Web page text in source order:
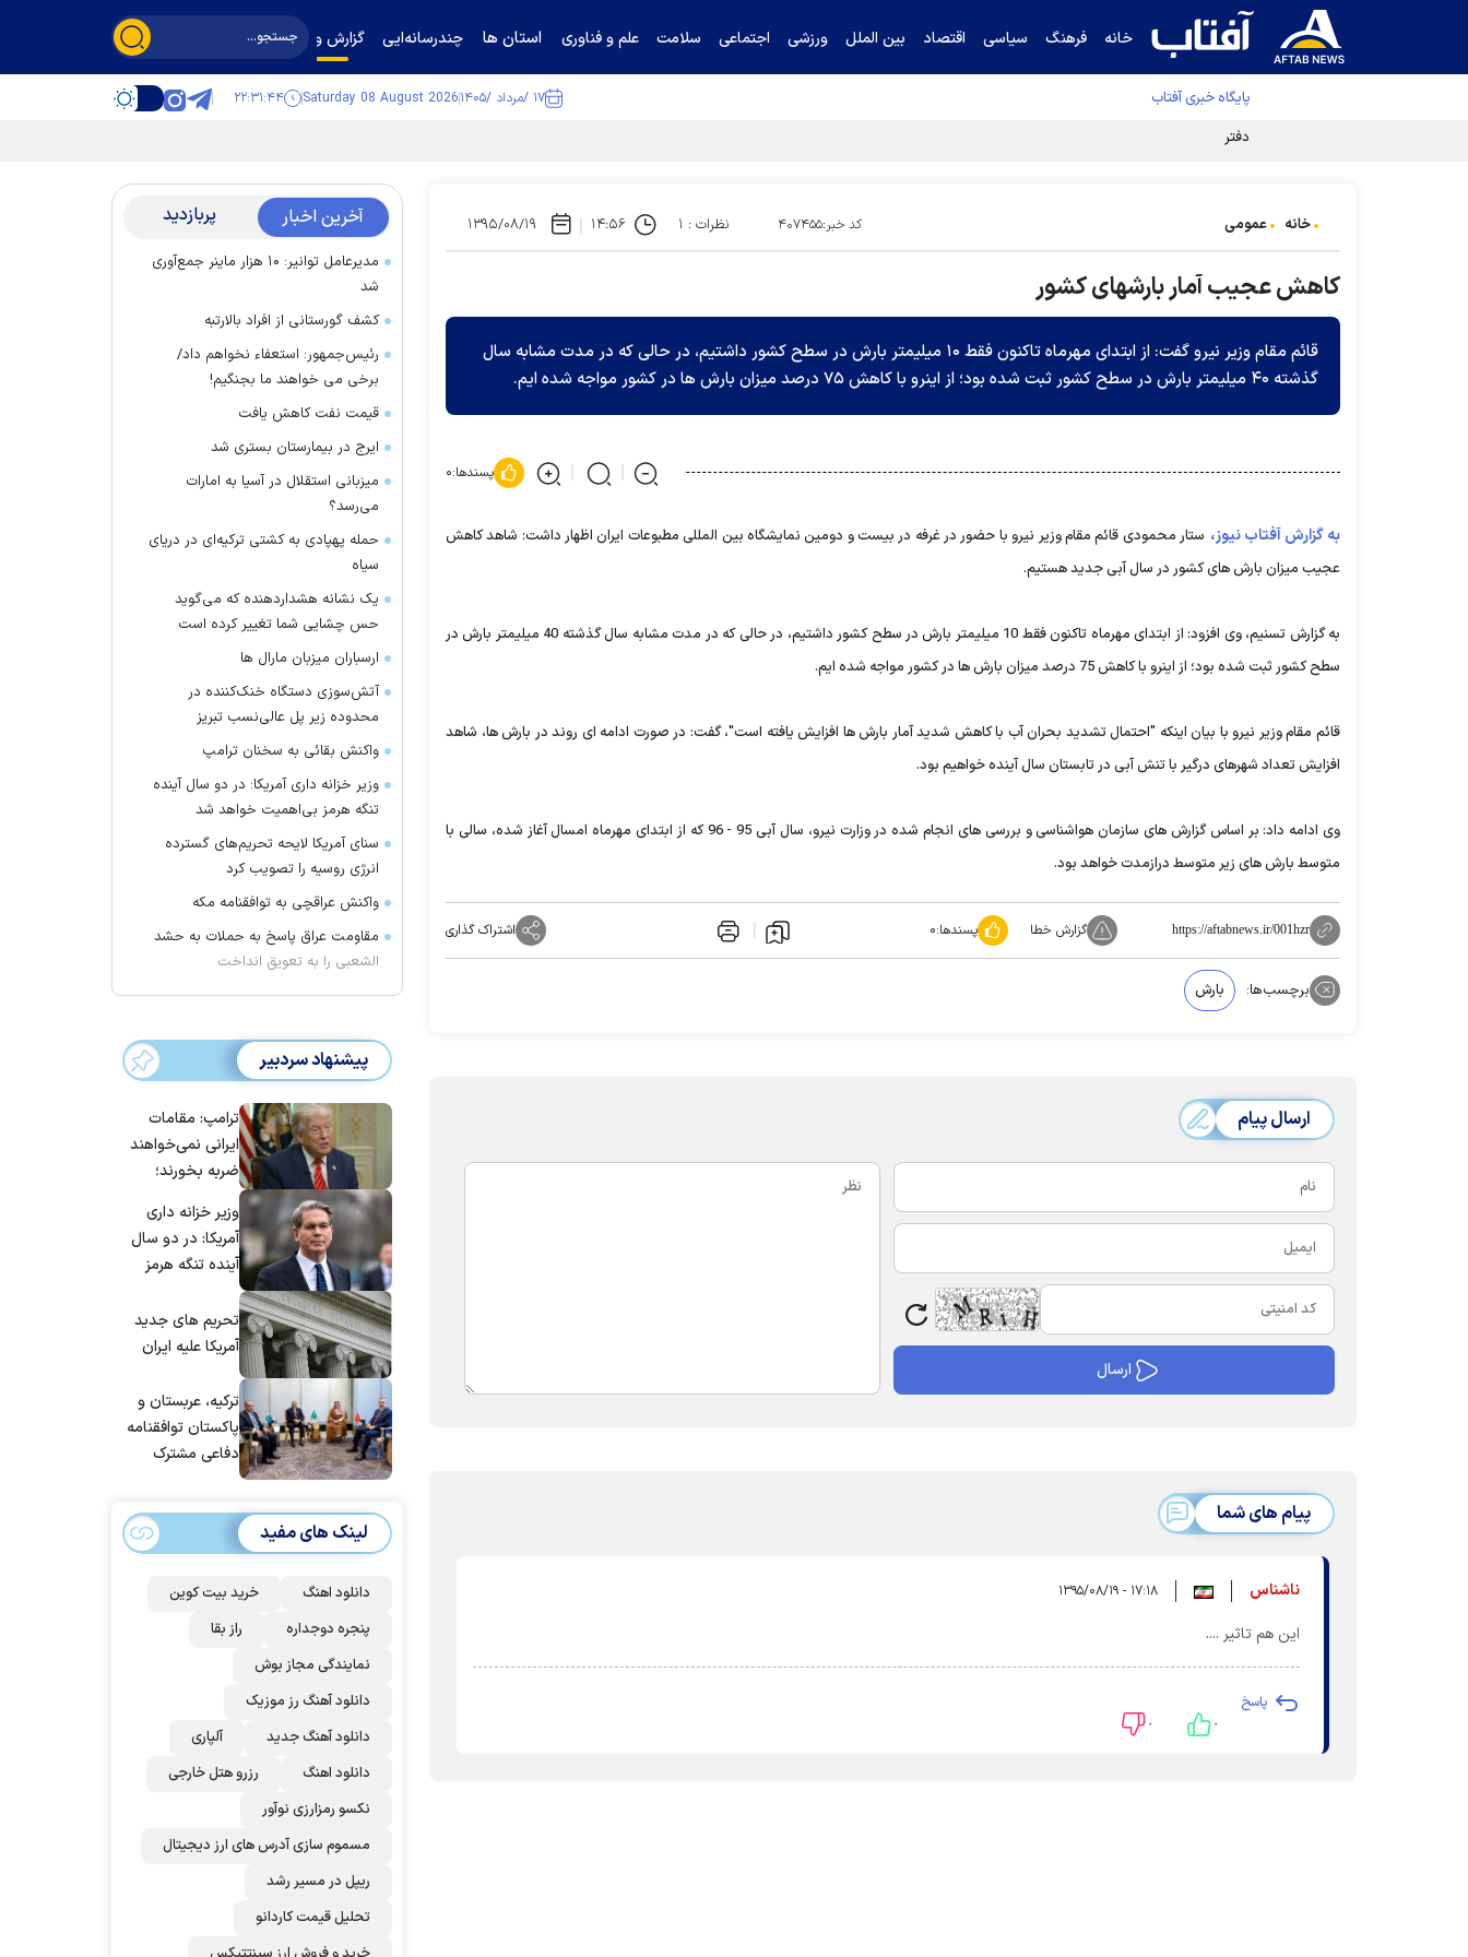
خانه فرهنگ سیاسی اقتصاد بین الملل ورزشی اجتماعی سلامت علم و فناوری استان ها چندرسانه‌ایی گزارش و گفت‌وگو
پایگاه خبری آفتاب ۱۷ /مرداد /۱۴۰۵ Saturday 08 August 2026 ۲۲:۳۱:۴۴
دفتر رهبر انقلاب ادعای خرازی درباره پزشکیان را تکذیب کرد
خانه عمومی کد خبر:۴۰۷۴۵۵ نظرات : ۱ ۱۴:۵۶ ۱۳۹۵/۰۸/۱۹
کاهش عجیب آمار بارشهای کشور
قائم مقام وزیر نیرو گفت: از ابتدای مهرماه تاکنون فقط ۱۰ میلیمتر بارش در سطح کشور داشتیم، در حالی که در مدت مشابه سال
گذشته ۴۰ میلیمتر بارش در سطح کشور ثبت شده بود؛ از اینرو با کاهش ۷۵ درصد میزان بارش ها در کشور مواجه شده ایم.
پسندها:۰
به گزارش آفتاب نیوز، ستار محمودی قائم مقام وزیر نیرو با حضور در غرفه در بیست و دومین نمایشگاه بین المللی مطبوعات ایران اظهار داشت: شاهد کاهش
عجیب میزان بارش های کشور در سال آبی جدید هستیم.
به گزارش تسنیم، وی افزود: از ابتدای مهرماه تاکنون فقط 10 میلیمتر بارش در سطح کشور داشتیم، در حالی که در مدت مشابه سال گذشته 40 میلیمتر بارش در
سطح کشور ثبت شده بود؛ از اینرو با کاهش 75 درصد میزان بارش ها در کشور مواجه شده ایم.
قائم مقام وزیر نیرو با بیان اینکه "احتمال تشدید بحران آب با کاهش شدید آمار بارش ها افزایش یافته است"، گفت: در صورت ادامه ای روند در بارش ها، شاهد
افزایش تعداد شهرهای درگیر با تنش آبی در تابستان سال آینده خواهیم بود.
وی ادامه داد: بر اساس گزارش های سازمان هواشناسی و بررسی های انجام شده در وزارت نیرو، سال آبی 95 - 96 که از ابتدای مهرماه امسال آغاز شده، سالی با
متوسط بارش های زیر متوسط درازمدت خواهد بود.
https://aftabnews.ir/001hzr گزارش خطا پسندها:۰ اشتراک گذاری
برچسب‌ها: بارش
ارسال پیام
پیام های شما
ناشناس ۱۷:۱۸ - ۱۳۹۵/۰۸/۱۹
این هم تاثیر ....
پاسخ
۰ ۰
آخرین اخبار پربازدید
مدیرعامل توانیر: ۱۰ هزار ماینر جمع‌آوری
شد
کشف گورستانی از افراد بالارتبه
رئیس‌جمهور: استعفاء نخواهم داد/
برخی می خواهند ما بجنگیم!
قیمت نفت کاهش یافت
ایرج در بیمارستان بستری شد
میزبانی استقلال در آسیا به امارات
می‌رسد؟
حمله پهپادی به کشتی ترکیه‌ای در دریای
سیاه
یک نشانه هشداردهنده که می‌گوید
حس چشایی شما تغییر کرده است
ارسباران میزبان مارال ها
آتش‌سوزی دستگاه خنک‌کننده در
محدوده زیر پل عالی‌نسب تبریز
واکنش بقائی به سخنان ترامپ
وزیر خزانه داری آمریکا: در دو سال آینده
تنگه هرمز بی‌اهمیت خواهد شد
سنای آمریکا لایحه تحریم‌های گسترده
انرژی روسیه را تصویب کرد
واکنش عراقچی به توافقنامه مکه
مقاومت عراق پاسخ به حملات به حشد
الشعبی را به تعویق انداخت
پیشنهاد سردبیر
ترامپ: مقامات
ایرانی نمی‌خواهند
ضربه بخورند؛
توافق برسند
وزیر خزانه داری
آمریکا: در دو سال
آینده تنگه هرمز
شد
تحریم های جدید
آمریکا علیه ایران
ترکیه، عربستان و
پاکستان توافقنامه
دفاعی مشترک
لینک های مفید
دانلود اهنگ
خرید بیت کوین
پنجره دوجداره
راز بقا
نمایندگی مجاز بوش
دانلود آهنگ رز‌ موزیک
دانلود آهنگ جدید
آلپاری
دانلود اهنگ
رزرو هتل خارجی
نکسو رمزارزی نوآور
مسموم سازی آدرس های ارز دیجیتال
ریپل در مسیر رشد
تحلیل قیمت کاردانو